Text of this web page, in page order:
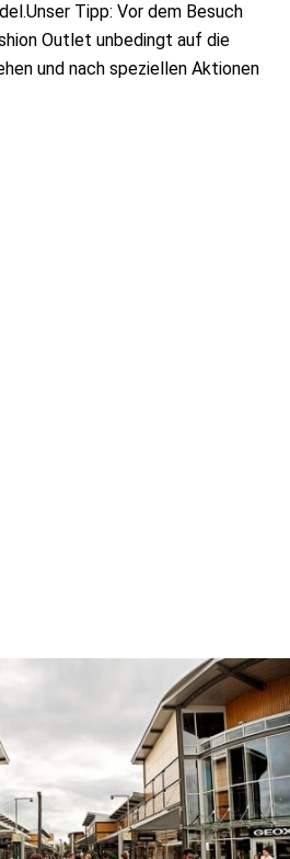
Tipp: Vor dem Besuch
Outlet unbedingt auf die
und nach speziellen Aktionen